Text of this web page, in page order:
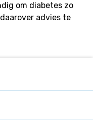
om diabetes zo
advies te